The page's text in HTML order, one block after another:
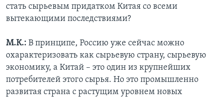
стать сырьевым придатком Китая со всеми
вытекающими последствиями?
М.К.: В принципе, Россию уже сейчас можно
охарактеризовать как сырьевую страну, сырьевую
экономику, а Китай – это один из крупнейших
потребителей этого сырья. Но это промышленно
развитая страна с растущим уровнем новых